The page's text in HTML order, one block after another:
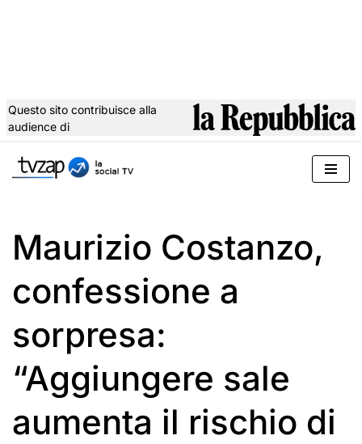
al
Questo sito contribuisce alla
audience di
Maurizio Costanzo,
confessione a
sorpresa:
“Aggiungere sale
aumenta il rischio di